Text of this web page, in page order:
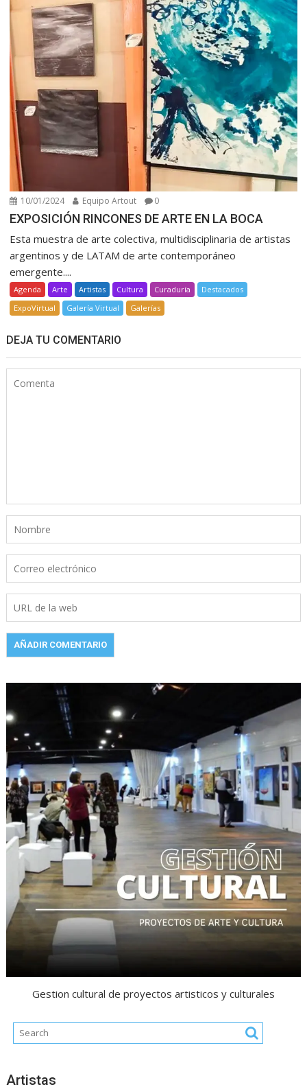
10/01/2024 Equipo Artout 0
EXPOSICIÓN RINCONES DE ARTE EN LA BOCA
Esta muestra de arte colectiva, multidisciplinaria de artistas
argentinos y de LATAM de arte contemporáneo
emergente....
Agenda Arte Artistas Cultura Curaduría
Destacados
ExpoVirtual
Galería Virtual Galerías
DEJA TU COMENTARIO
Gestion cultural de proyectos artisticos y culturales
Artistas